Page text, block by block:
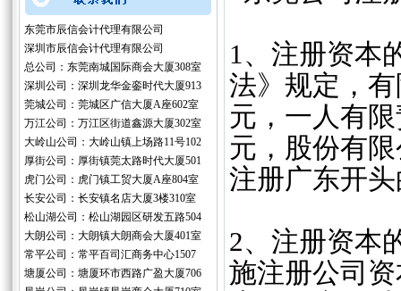
东莞市辰信会计代理有限公司
深圳市辰信会计代理有限公司
总公司：东莞南城国际商会大厦308室
深圳公司：深圳龙华金銮时代大厦913
莞城公司：莞城区广信大厦A座602室
万江公司：万江区街道鑫源大厦302室
大岭山公司：大岭山镇上场路11号102
厚街公司：厚街镇莞太路时代大厦501
虎门公司：虎门镇工贸大厦A座804室
长安公司：长安镇名店大厦3楼310室
松山湖公司：松山湖园区研发五路504
大朗公司：大朗镇大朗商会大厦401室
常平公司：常平百司汇商务中心1507
塘厦公司：塘厦环市西路广盈大厦706
‌1、注册资本
法》规定，
元，一人有
元，股份有
注册广东开
‌2、注册资本
施注册公司